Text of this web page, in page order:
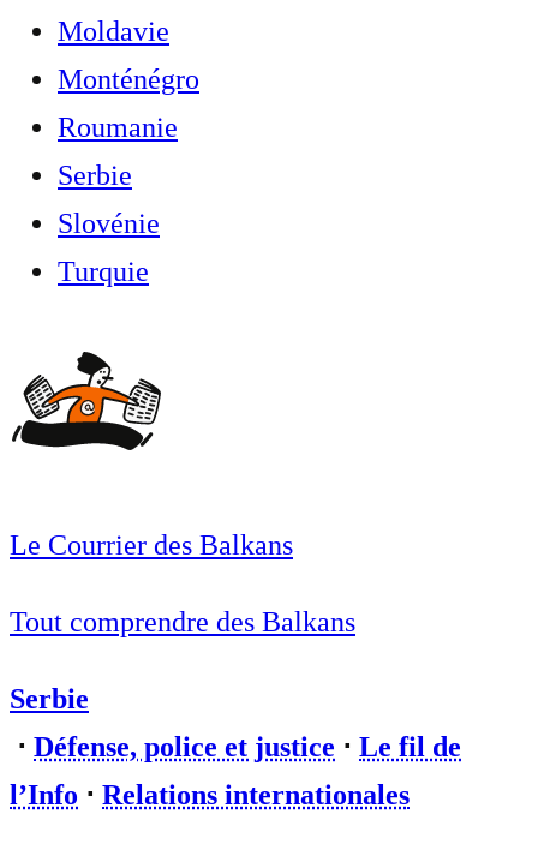
Moldavie
Monténégro
Roumanie
Serbie
Slovénie
Turquie
Le Courrier des Balkans
Tout comprendre des Balkans
Serbie
⋅ Défense, police et justice ⋅ Le fil de
l’Info ⋅ Relations internationales